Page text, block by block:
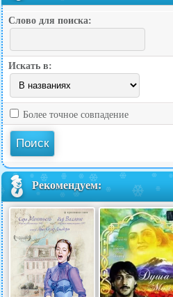
Слово для поиска:
Искать в:
Более точное совпадение
Рекомендуем: